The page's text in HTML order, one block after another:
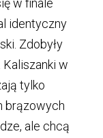
w finale
identyczny
Zdobyły
Kaliszanki w
tylko
brązowych
ale chcą